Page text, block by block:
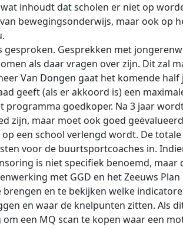
inhoudt dat scholen er niet op
bewegingsonderwijs, maar ook op
Gesprekken met
als daar vragen over zijn. Dit zal
Van Dongen gaat het komende half
geeft (als er akkoord is) een
goedkoper. Na 3 jaar
zijn, maar moet ook goed
een school verlengd wordt. De
voor de buurtsportcoaches in.
is niet specifiek benoemd,
met GGD en het Zeeuws
en te bekijken welke
en waar de knelpunten zitten. Als
een MQ scan te kopen waar een